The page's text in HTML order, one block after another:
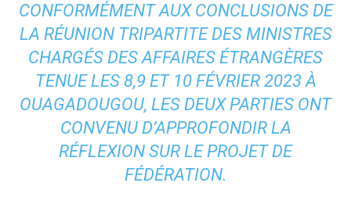
CONFORMÉMENT AUX CONCLUSIONS DE
LA RÉUNION TRIPARTITE DES MINISTRES
CHARGÉS DES AFFAIRES ÉTRANGÈRES
TENUE LES 8,9 ET 10 FÉVRIER 2023 À
OUAGADOUGOU, LES DEUX PARTIES ONT
CONVENU D’APPROFONDIR LA
RÉFLEXION SUR LE PROJET DE
FÉDÉRATION.